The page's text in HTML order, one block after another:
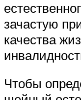
зачастую
качества
Чтобы